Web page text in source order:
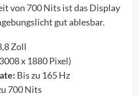
von 700 Nits ist das Display
gut ablesbar.
Zoll
x 1880 Pixel)
Bis zu 165 Hz
700 Nits